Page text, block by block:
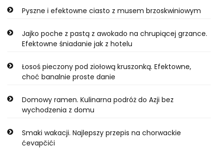
Pyszne i efektowne ciasto z musem brzoskwiniowym
Jajko poche z pastą z awokado na chrupiącej grzance.
Efektowne śniadanie jak z hotelu
Łosoś pieczony pod ziołową kruszonką. Efektowne,
choć banalnie proste danie
Domowy ramen. Kulinarna podróż do Azji bez
wychodzenia z domu
Smaki wakacji. Najlepszy przepis na chorwackie
ćevapčići